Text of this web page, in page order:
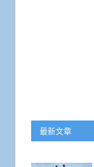
最新文章